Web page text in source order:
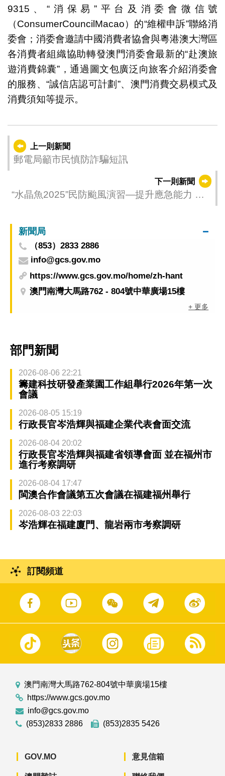
9315、“消保易”平台及消委會微信號
（ConsumerCouncilMacao）的“維權申訴”聯絡消
委會；消委會邀請中國消費者協會與粵港澳大灣區
各消費者組織協助轉發澳門消委會最新的“赴澳旅
遊消費錦囊”，通過圖文包廣泛向旅客介紹消委會
的服務、“誠信店認可計劃”、澳門消費交易模式及
消費須知等提示。
上一則新聞
郵電局籲市民慎防詐騙短訊
下一則新聞
“水晶魚2025”民防颱風演習—提升應急能力 築
新聞局
（853）2833 2886
info@gcs.gov.mo
https://www.gcs.gov.mo/home/zh-hant
澳門南灣大馬路762 - 804號中華廣場15樓
+ 更多
部門新聞
2026-08-06 22:21
籌建科技研發產業園工作組舉行2026年第一次
會議
2026-08-05 15:19
行政長官岑浩輝與福建企業代表會面交流
2026-08-04 20:02
行政長官岑浩輝與福建省領導會面 並在福州市
進行考察調研
2026-08-04 17:47
閩澳合作會議第五次會議在福建福州舉行
2026-08-03 22:03
岑浩輝在福建廈門、龍岩兩市考察調研
訂閱頻道
澳門南灣大馬路762-804號中華廣場15樓
https://www.gcs.gov.mo
info@gcs.gov.mo
(853)2833 2886
(853)2835 5426
GOV.MO 意見信箱